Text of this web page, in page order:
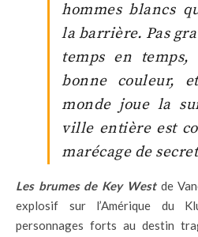
hommes blancs
la barrière. Pas
temps en
bonne couleur,
monde joue la
ville entière est
marécage de
Les brumes de Key Westde
explosif sur l’Amérique du
personnages forts au destin